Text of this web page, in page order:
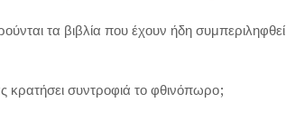
τα βιβλία που έχουν ήδη
κρατήσει συντροφιά το φθινόπωρο;